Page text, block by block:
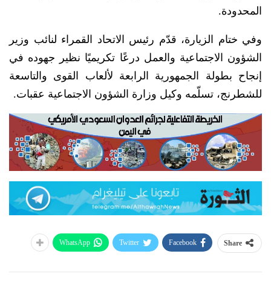
المحدودة.
وفي ختام الزيارة، قدّم رئيس الاتحاد القمراء لنائب وزير
الشؤون الاجتماعية والعمل درعًا تكريميًا نظير جهوده في
إنجاح بطولة الجمهورية الرابعة لألعاب القوى والتاسعة
للشطرنج، تسلّمه وكيل وزارة الشؤون الاجتماعية عقبات.
Share
Facebook
Twitter
WhatsApp